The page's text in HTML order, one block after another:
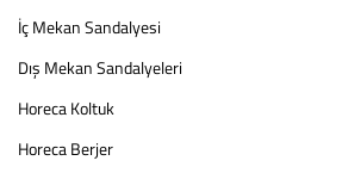
İç Mekan Sandalyesi
Dış Mekan Sandalyeleri
Horeca Koltuk
Horeca Berjer